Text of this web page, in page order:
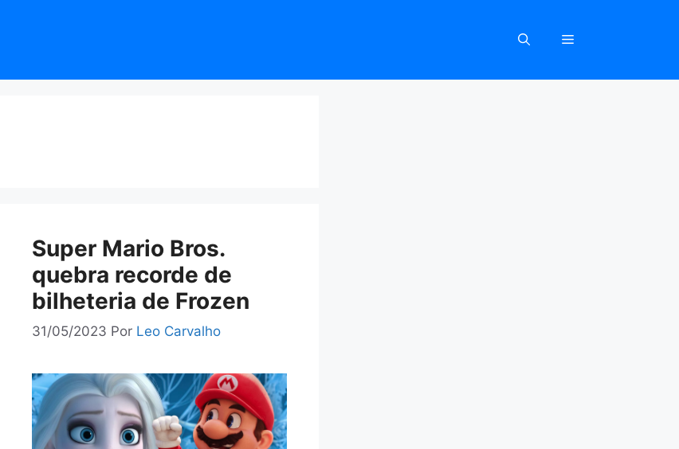
Super Mario Bros.
quebra recorde de
bilheteria de Frozen
31/05/2023 Por Leo Carvalho